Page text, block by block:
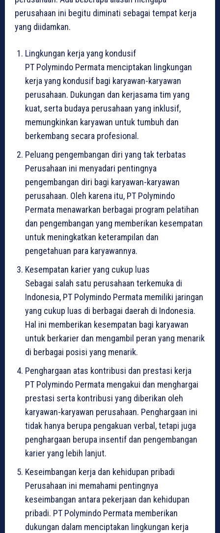
perusahaan ini begitu diminati sebagai tempat kerja
yang diidamkan.
Lingkungan kerja yang kondusif
PT Polymindo Permata menciptakan lingkungan
kerja yang kondusif bagi karyawan-karyawan
perusahaan. Dukungan dan kerjasama tim yang
kuat, serta budaya perusahaan yang inklusif,
memungkinkan karyawan untuk tumbuh dan
berkembang secara profesional.
Peluang pengembangan diri yang tak terbatas
Perusahaan ini menyadari pentingnya
pengembangan diri bagi karyawan-karyawan
perusahaan. Oleh karena itu, PT Polymindo
Permata menawarkan berbagai program pelatihan
dan pengembangan yang memberikan kesempatan
untuk meningkatkan keterampilan dan
pengetahuan para karyawannya.
Kesempatan karier yang cukup luas
Sebagai salah satu perusahaan terkemuka di
Indonesia, PT Polymindo Permata memiliki jaringan
yang cukup luas di berbagai daerah di Indonesia.
Hal ini memberikan kesempatan bagi karyawan
untuk berkarier dan mengambil peran yang menarik
di berbagai posisi yang menarik.
Penghargaan atas kontribusi dan prestasi kerja
PT Polymindo Permata mengakui dan menghargai
prestasi serta kontribusi yang diberikan oleh
karyawan-karyawan perusahaan. Penghargaan ini
tidak hanya berupa pengakuan verbal, tetapi juga
penghargaan berupa insentif dan pengembangan
karier yang lebih lanjut.
Keseimbangan kerja dan kehidupan pribadi
Perusahaan ini memahami pentingnya
keseimbangan antara pekerjaan dan kehidupan
pribadi. PT Polymindo Permata memberikan
dukungan dalam menciptakan lingkungan kerja